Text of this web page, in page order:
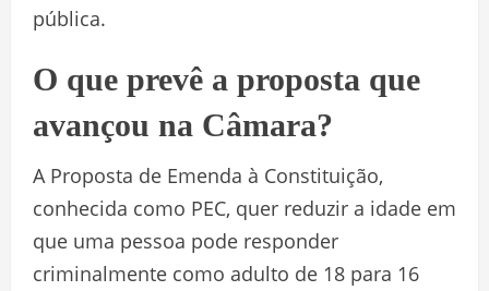
pública.
O que prevê a proposta que
avançou na Câmara?
A Proposta de Emenda à Constituição,
conhecida como PEC, quer reduzir a idade em
que uma pessoa pode responder
criminalmente como adulto de 18 para 16